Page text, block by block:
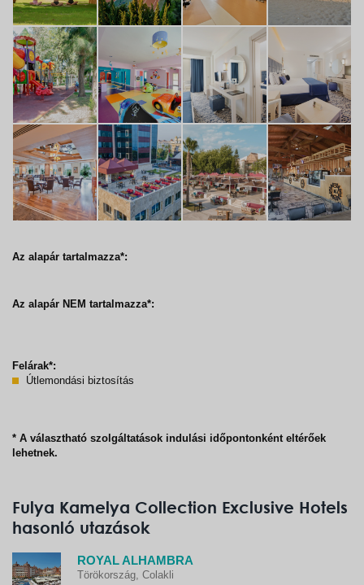
Az alapár tartalmazza*:
Az alapár NEM tartalmazza*:
Felárak*:
Útlemondási biztosítás
* A választható szolgáltatások indulási időpontonként eltérőek
lehetnek.
Fulya Kamelya Collection Exclusive Hotels
hasonló utazások
ROYAL ALHAMBRA
Törökország, Colakli